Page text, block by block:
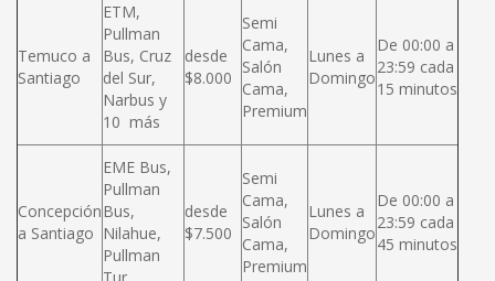
Temuco a
Santiago
ETM,
Pullman
Bus, Cruz
del Sur,
Narbus y
10 más
desde
$8.000
Semi
Cama,
Salón
Cama,
Premium
Lunes a
Domingo
De 00:00 a
23:59 cada
15 minutos
Concepción
a Santiago
EME Bus,
Pullman
Bus,
Nilahue,
Pullman
desde
$7.500
Semi
Cama,
Salón
Cama,
Premium
Lunes a
Domingo
De 00:00 a
23:59 cada
45 minutos